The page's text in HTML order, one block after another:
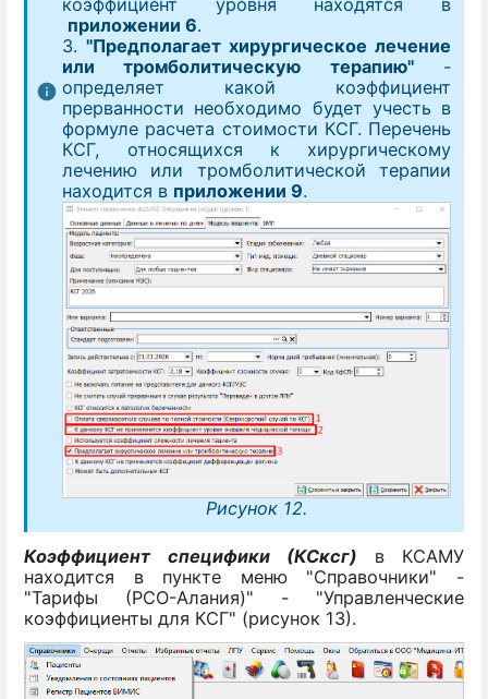
приложении 6.
3. "Предполагает хирургическое лечение
или тромболитическую терапию"-
определяет какой коэффициент
прерванности необходимо будет учесть в
формуле расчета стоимости КСГ. Перечень
КСГ, относящихся к хирургическому
лечению или тромболитической терапии
находится в приложении 9.
Рисунок 12.
Коэффициент специфики (КСксг)
в КСАМУ
находится в пункте меню "Справочники" -
"Тарифы (РСО-Алания)" - "Управленческие
коэффициенты для КСГ" (рисунок 13).